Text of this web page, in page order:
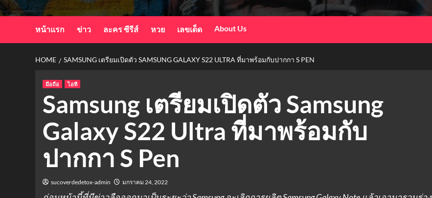
หน้าแรก ข่าว ละคร ซีรีส์ หวย เลขเด็ด About Us
HOME SAMSUNG เตรียมเปิดตัว SAMSUNG GALAXY S22 ULTRA ที่มาพร้อมกับปากกา S PEN
มือถือ ไอที
Samsung เตรียมเปิดตัว Samsung
Galaxy S22 Ultra ที่มาพร้อมกับ
ปากกา S Pen
sucoverdedetox-admin มกราคม 24, 2022